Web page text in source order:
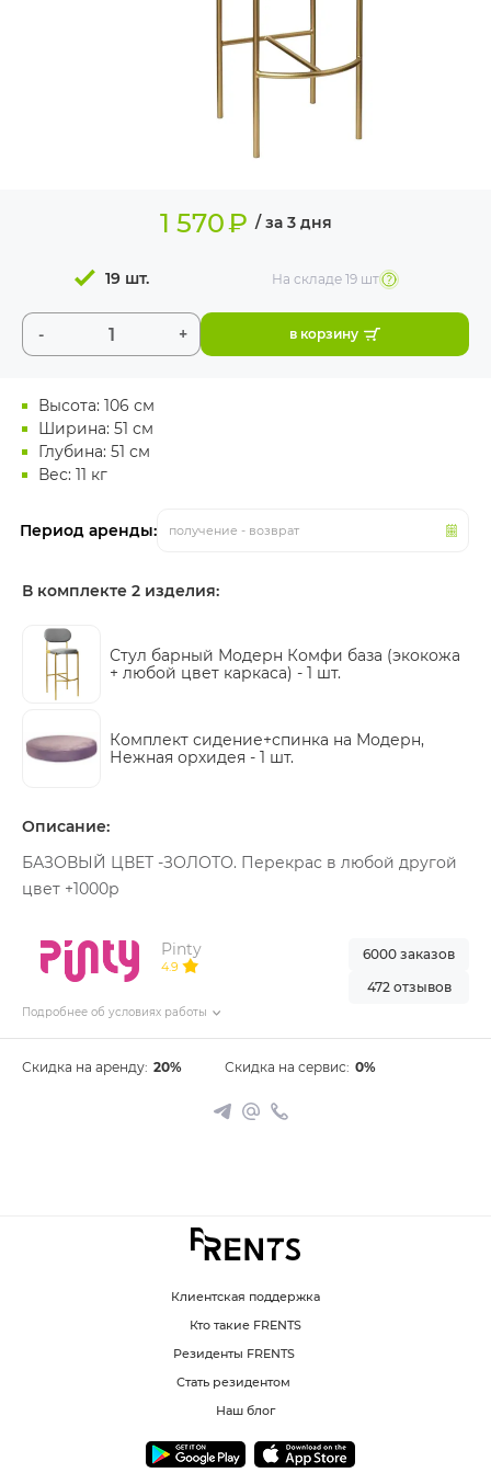
Высота: 106 см
Ширина: 51 см
Глубина: 51 см
Вес: 11 кг
Период аренды: получение - возврат
1 570₽ / за 3 дня
- +
19 шт. На складе 19 шт
в корзину
В комплекте 2 изделия:
Стул барный Модерн Комфи база (экокожа
+ любой цвет каркаса) - 1 шт.
Комплект сидение+спинка на Модерн,
Нежная орхидея - 1 шт.
Описание:
БАЗОВЫЙ ЦВЕТ -ЗОЛОТО. Перекрас в любой другой
цвет +1000р
Pinty
4.9
Подробнее об условиях работы
6000 заказов
472 отзывов
Скидка на аренду: 20% Скидка на сервис: 0%
Клиентская поддержка
Кто такие FRENTS
Резиденты FRENTS
Стать резидентом
Наш блог